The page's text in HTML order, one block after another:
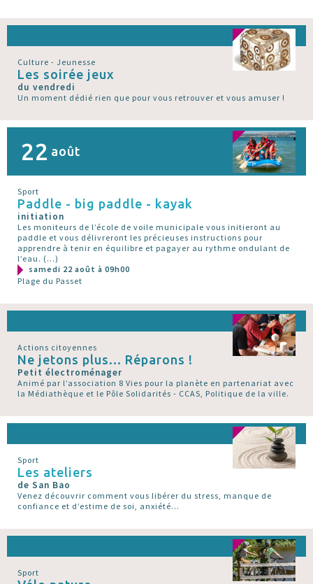
Culture - Jeunesse
Les soirée jeux
du vendredi
Un moment dédié rien que pour vous retrouver et vous amuser !
22 août
Sport
Paddle - big paddle - kayak
initiation
Les moniteurs de l’école de voile municipale vous initieront au
paddle et vous délivreront les précieuses instructions pour
apprendre à tenir en équilibre et pagayer au rythme ondulant de
l’eau. (…)
samedi 22 août à 09h00
Plage du Passet
Actions citoyennes
Ne jetons plus... Réparons !
Petit électroménager
Animé par l’association 8 Vies pour la planète en partenariat avec
la Médiathèque et le Pôle Solidarités - CCAS, Politique de la ville.
Sport
Les ateliers
de San Bao
Venez découvrir comment vous libérer du stress, manque de
confiance et d’estime de soi, anxiété...
Sport